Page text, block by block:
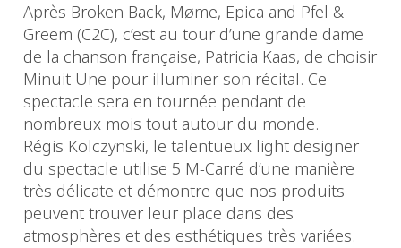
Après Broken Back, Møme, Epica and Pfel &
Greem (C2C), c’est au tour d’une grande dame
de la chanson française, Patricia Kaas, de choisir
Minuit Une pour illuminer son récital. Ce
spectacle sera en tournée pendant de
nombreux mois tout autour du monde.
Régis Kolczynski, le talentueux light designer
du spectacle utilise 5 M-Carré d’une manière
très délicate et démontre que nos produits
peuvent trouver leur place dans des
atmosphères et des esthétiques très variées.